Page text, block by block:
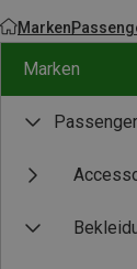
Marken
Marken
Passenger